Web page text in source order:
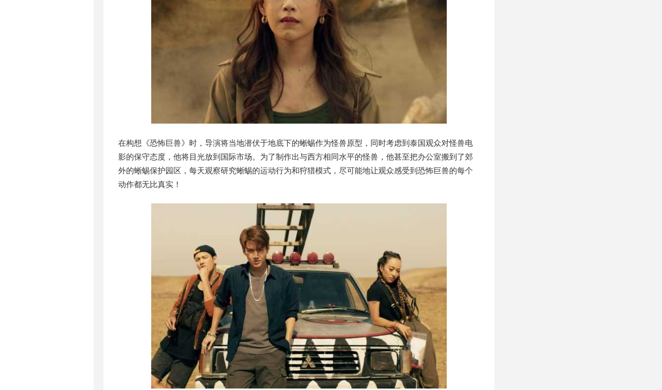
在构想《恐怖巨兽》时，导演将当地潜伏于地底下的蜥蜴作为怪兽原型，同时考虑到泰国观众对怪兽电
影的保守态度，他将目光放到国际市场。为了制作出与西方相同水平的怪兽，他甚至把办公室搬到了郊
外的蜥蜴保护园区，每天观察研究蜥蜴的运动行为和狩猎模式，尽可能地让观众感受到恐怖巨兽的每个
动作都无比真实！